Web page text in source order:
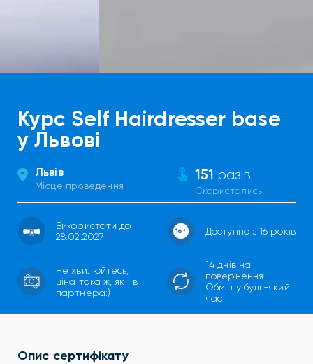
Курс Self Hairdresser base
у Львові
Львів
Місце проведення
151 разів
Скористались
Використати до
28.02.2027
Доступно з 16 років
Не хвилюйтесь,
ціна така ж, як і в
партнера:)
14 днів на
повернення.
Обмін у будь-який
час
Опис сертифікату